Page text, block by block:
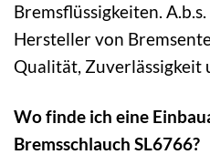
Bremsflüssigkeiten.
Hersteller von
Qualität, Zuverlässigkeit
Wo finde ich eine
Bremsschlauch SL6766?